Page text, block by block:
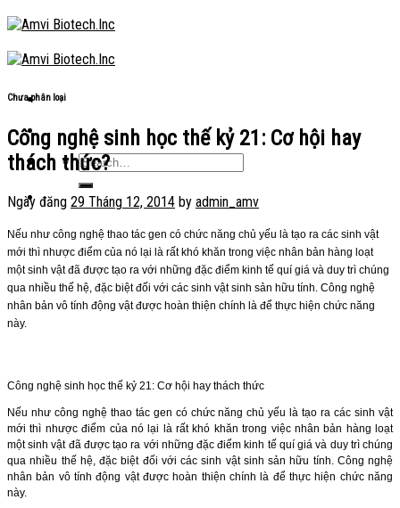
Skip
to
content
Chưa phân loại
Công nghệ sinh học thế kỷ 21: Cơ hội hay
thách thức?
Ngày đăng 29 Tháng 12, 2014 by admin_amv
Nếu như công nghệ thao tác gen có chức năng chủ yếu là tạo ra các sinh vật
mới thì nhược điểm của nó lại là rất khó khăn trong việc nhân bản hàng loạt
một sinh vật đã được tạo ra với những đặc điểm kinh tế quí giá và duy trì chúng
qua nhiều thế hệ, đặc biệt đối với các sinh vật sinh sản hữu tính. Công nghệ
nhân bản vô tính động vật được hoàn thiện chính là để thực hiện chức năng
này.
Công nghệ sinh học thế kỷ 21: Cơ hội hay thách thức
Nếu như công nghệ thao tác gen có chức năng chủ yếu là tạo ra các sinh vật
mới thì nhược điểm của nó lại là rất khó khăn trong việc nhân bản hàng loạt
một sinh vật đã được tạo ra với những đặc điểm kinh tế quí giá và duy trì chúng
qua nhiều thế hệ, đặc biệt đối với các sinh vật sinh sản hữu tính. Công nghệ
nhân bản vô tính động vật được hoàn thiện chính là để thực hiện chức năng
này.